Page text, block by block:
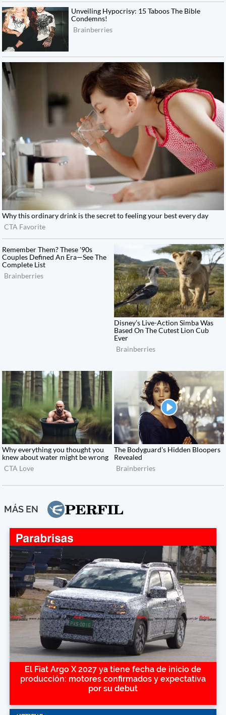
MÁS EN
El Fiat Argo X 2027 ya tiene fecha de inicio de
producción: motores confirmados y expectativa
por su debut